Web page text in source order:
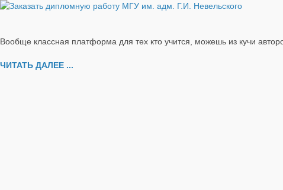
Вообще классная платформа для тех кто учится, можешь из кучи
ЧИТАТЬ ДАЛЕЕ ...